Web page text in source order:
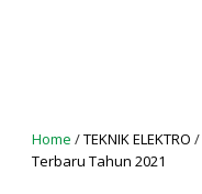
Home /TEKNIK ELEKTRO /
Terbaru Tahun 2021